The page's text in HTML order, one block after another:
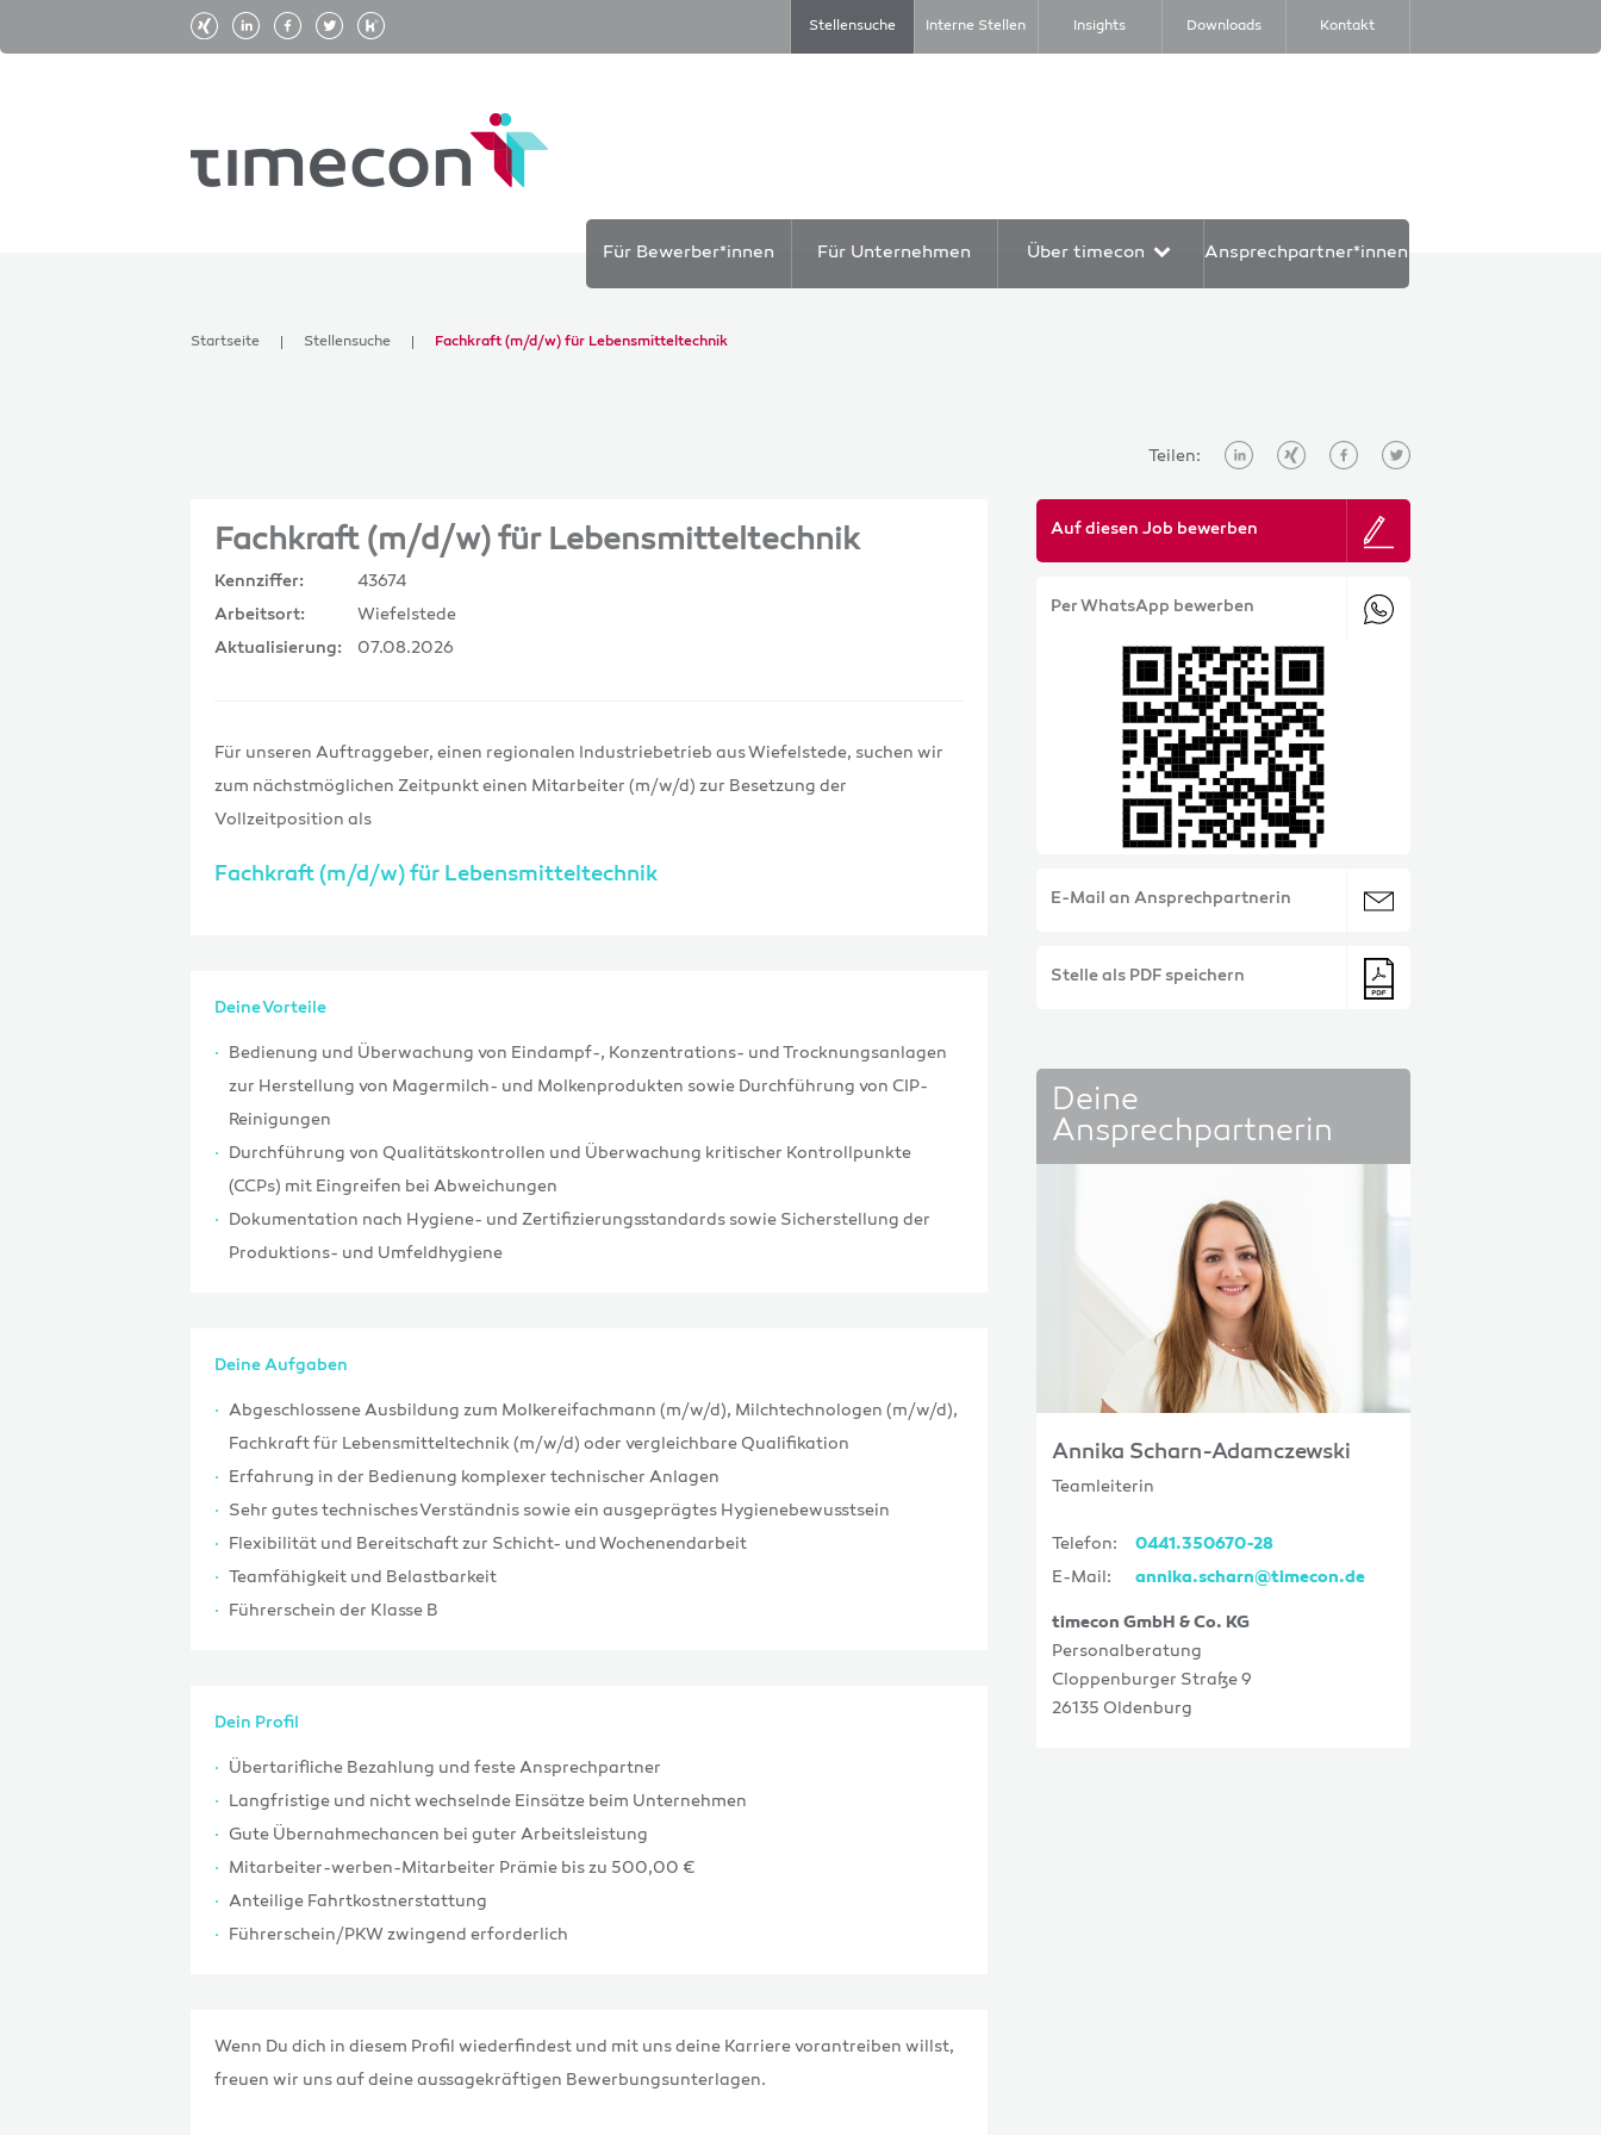
Stellensuche Interne Stellen Insights Downloads Kontakt
Für Bewerber*innen Für Unternehmen Über timecon Ansprechpartner*innen
Startseite Stellensuche Fachkraft (m/d/w) für Lebensmitteltechnik
Teilen:
Fachkraft (m/d/w) für Lebensmitteltechnik
Kennziffer: 43674
Arbeitsort: Wiefelstede
Aktualisierung: 07.08.2026
Für unseren Auftraggeber, einen regionalen Industriebetrieb aus Wiefelstede, suchen wir
zum nächstmöglichen Zeitpunkt einen Mitarbeiter (m/w/d) zur Besetzung der
Vollzeitposition als
Fachkraft (m/d/w) für Lebensmitteltechnik
Deine Vorteile
Bedienung und Überwachung von Eindampf-, Konzentrations- und Trocknungsanlagen
zur Herstellung von Magermilch- und Molkenprodukten sowie Durchführung von CIP-
Reinigungen
Durchführung von Qualitätskontrollen und Überwachung kritischer Kontrollpunkte
(CCPs) mit Eingreifen bei Abweichungen
Dokumentation nach Hygiene- und Zertifizierungsstandards sowie Sicherstellung der
Produktions- und Umfeldhygiene
Deine Aufgaben
Abgeschlossene Ausbildung zum Molkereifachmann (m/w/d), Milchtechnologen (m/w/d),
Fachkraft für Lebensmitteltechnik (m/w/d) oder vergleichbare Qualifikation
Erfahrung in der Bedienung komplexer technischer Anlagen
Sehr gutes technisches Verständnis sowie ein ausgeprägtes Hygienebewusstsein
Flexibilität und Bereitschaft zur Schicht- und Wochenendarbeit
Teamfähigkeit und Belastbarkeit
Führerschein der Klasse B
Dein Profil
Übertarifliche Bezahlung und feste Ansprechpartner
Langfristige und nicht wechselnde Einsätze beim Unternehmen
Gute Übernahmechancen bei guter Arbeitsleistung
Mitarbeiter-werben-Mitarbeiter Prämie bis zu 500,00 €
Anteilige Fahrtkostnerstattung
Führerschein/PKW zwingend erforderlich
Wenn Du dich in diesem Profil wiederfindest und mit uns deine Karriere vorantreiben willst,
freuen wir uns auf deine aussagekräftigen Bewerbungsunterlagen.
Auf diesen Job bewerben
Per WhatsApp bewerben
E-Mail an Ansprechpartnerin
Stelle als PDF speichern
Deine
Ansprechpartnerin
Annika Scharn-Adamczewski
Teamleiterin
Telefon: 0441.350670-28
E-Mail: annika.scharn@timecon.de
timecon GmbH & Co. KG
Personalberatung
Cloppenburger Straße 9
26135 Oldenburg